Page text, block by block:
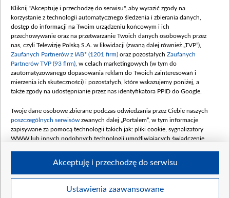
(wpłata wrzesień 60 mln)
Dofinansowanie 635 783 051,21 PLN
Data podpisania umowy: WRZESIEŃ 2025
(wpłata wrzesień 100 mln, październik 350
mln, listopad 265 mln)
Dofinansowanie 48 862 000,00 PLN
Data podpisania umowy: GRUDZIEŃ 2025
Dofinansowanie 900 000 000,00 PLN
Data podpisania umowy: LUTY 2026 (wpłata
26 lutego 80 mln, 4 marca 370 mln,8
czerwca 90 mln)
Kliknij "Akceptuję i przechodzę do serwisu", aby wyrazić zgody na
korzystanie z technologii automatycznego śledzenia i zbierania danych,
dostęp do informacji na Twoim urządzeniu końcowym i ich
przechowywanie oraz na przetwarzanie Twoich danych osobowych przez
nas, czyli Telewizję Polską S.A. w likwidacji (zwaną dalej również „TVP”),
Zaufanych Partnerów z IAB* (1201 firm) oraz pozostałych Zaufanych
Partnerów TVP (93 firm) , w celach marketingowych (w tym do
zautomatyzowanego dopasowania reklam do Twoich zainteresowań i
mierzenia ich skuteczności) i pozostałych, które wskazujemy poniżej, a
także zgody na udostępnianie przez nas identyfikatora PPID do Google.
Twoje dane osobowe zbierane podczas odwiedzania przez Ciebie naszych
poszczególnych serwisów zwanych dalej „Portalem”, w tym informacje
zapisywane za pomocą technologii takich jak: pliki cookie, sygnalizatory
WWW lub innych podobnych technologii umożliwiających świadczenie
Twoje dane osobowe zbierane podczas odwiedzania przez Ciebie
Ustawienia zaawansowane
Akceptuję i przechodzę do serwisu